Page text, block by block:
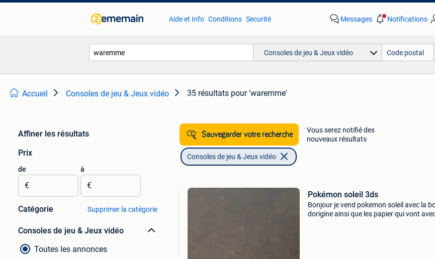
Aide et Info Conditions Securité Messages Notifications
Consoles de jeu & Jeux vidéo
Accueil Consoles de jeu & Jeux vidéo 35 résultats pour 'waremme'
Affiner les résultats
Prix
de
€
à
€
Catégorie Supprimer la catégorie
Consoles de jeu & Jeux vidéo
Toutes les annonces
Sauvegarder votre recherche
Vous serez notifié des
nouveaux résultats
Consoles de jeu & Jeux vidéo
Pokémon soleil 3ds
Bonjour je vend pokemon soleil avec la
dorigine ainsi que les papier qui vont